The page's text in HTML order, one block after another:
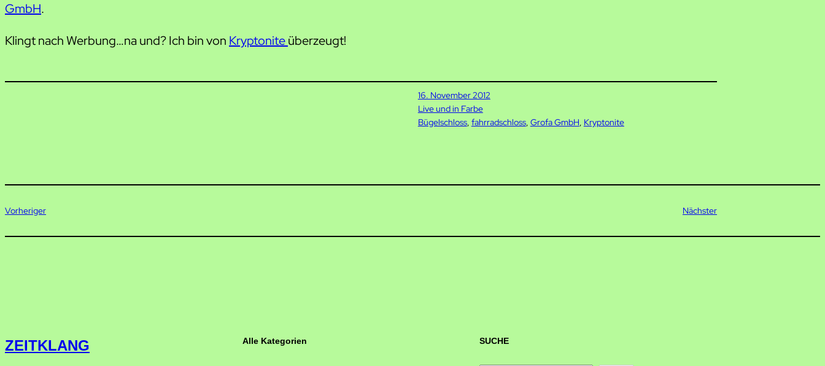
GmbH.
Klingt nach Werbung…na und? Ich bin von Kryptoniteüberzeugt!
16. November 2012
Live und in Farbe
Bügelschloss, fahrradschloss, Grofa GmbH, Kryptonite
Vorheriger Nächster
ZEITKLANG Alle Kategorien SUCHE